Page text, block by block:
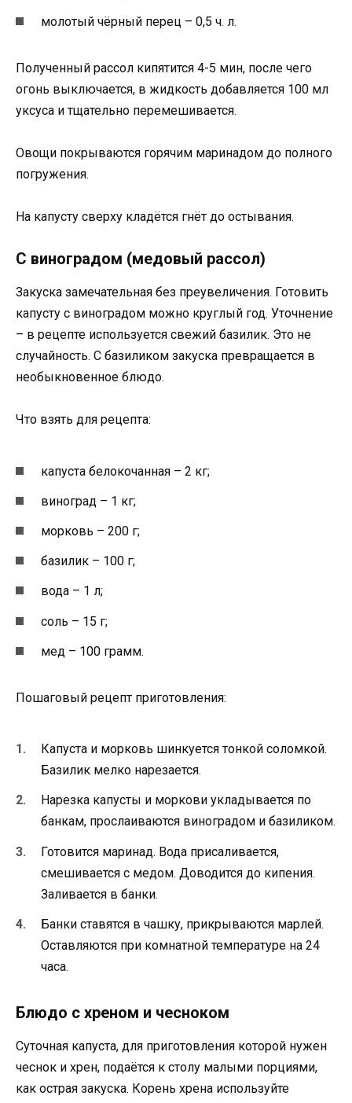
молотый чёрный перец – 0,5 ч. л.
Полученный рассол кипятится 4-5 мин, после чего
огонь выключается, в жидкость добавляется 100 мл
уксуса и тщательно перемешивается.
Овощи покрываются горячим маринадом до полного
погружения.
На капусту сверху кладётся гнёт до остывания.
С виноградом (медовый рассол)
Закуска замечательная без преувеличения. Готовить
капусту с виноградом можно круглый год. Уточнение
– в рецепте используется свежий базилик. Это не
случайность. С базиликом закуска превращается в
необыкновенное блюдо.
Что взять для рецепта:
капуста белокочанная – 2 кг;
виноград – 1 кг;
морковь – 200 г;
базилик – 100 г;
вода – 1 л;
соль – 15 г;
мед – 100 грамм.
Пошаговый рецепт приготовления:
Капуста и морковь шинкуется тонкой соломкой.
Базилик мелко нарезается.
Нарезка капусты и моркови укладывается по
банкам, прослаиваются виноградом и базиликом.
Готовится маринад. Вода присаливается,
смешивается с медом. Доводится до кипения.
Заливается в банки.
Банки ставятся в чашку, прикрываются марлей.
Оставляются при комнатной температуре на 24
часа.
Блюдо с хреном и чесноком
Суточная капуста, для приготовления которой нужен
чеснок и хрен, подаётся к столу малыми порциями,
как острая закуска. Корень хрена используйте